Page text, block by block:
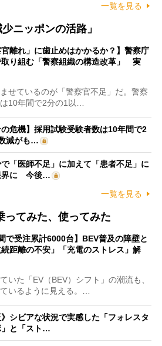
一覧を見る
ニッポンの活路」
官離れ」に歯止めはかかるか？】警察庁
取り組む「警察組織の構造改革」 実
せているのが「警察官不足」だ。警察
10年間で2分の1以…
の危機】採用試験受験者数は10年間で2
減がも…
で「医師不足」に加えて「患者不足」に
界に 今後…
一覧を見る
ってみた、使ってみた
で受注累計6000台】BEV普及の障壁と
距離の不安」「充電のストレス」解
いた「EV（BEV）シフト」の潮流も、
いるように見える。…
》シビアな状況で実感した「フォレスタ
と「スト…